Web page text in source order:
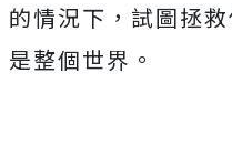
的情況下，試圖拯救
是整個世界。